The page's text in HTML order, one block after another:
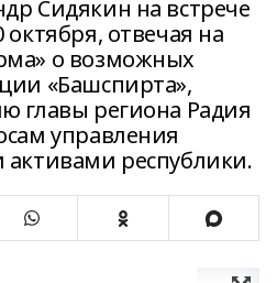
Сидякин на встрече
отвечая на
о возможных
«Башспирта»,
главы региона Радия
управления
активами республики.